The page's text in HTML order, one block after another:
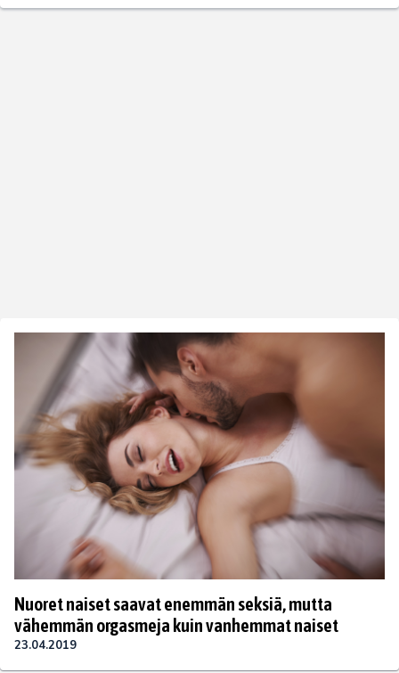
Nuoret naiset saavat enemmän seksiä, mutta
vähemmän orgasmeja kuin vanhemmat naiset
23.04.2019